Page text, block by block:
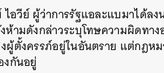
ไอวีย์ผู้ว่าการรัฐแอละแบมาได้ล
ห้ามดังกล่าวระบุโทษความผิดท
ตั้งครรภ์อยู่ในอันตราย แต่กฎหม
กันอยู่